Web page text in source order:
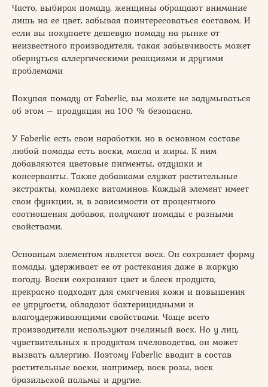
Часто, выбирая помаду, женщины обращают внимание
лишь на ее цвет, забывая поинтересоваться составом. И
если вы покупаете дешевую помаду на рынке от
неизвестного производителя, такая забывчивость может
обернуться аллергическими реакциями и другими
проблемами
Покупая помаду от Faberlic, вы можете не задумываться
об этом – продукция на 100 % безопасна.
У Faberlic есть свои наработки, но в основном составе
любой помады есть воски, масла и жиры. К ним
добавляются цветовые пигменты, отдушки и
консерванты. Также добавками служат растительные
экстракты, комплекс витаминов. Каждый элемент имеет
свои функции, и, в зависимости от процентного
соотношения добавок, получают помады с разными
свойствами.
Основным элементом является воск. Он сохраняет форму
помады, удерживает ее от растекания даже в жаркую
погоду. Воски сохраняют цвет и блеск продукта,
прекрасно подходят для смягчения кожи и повышения
ее упругости, обладают бактерицидными и
влагоудерживающими свойствами. Чаще всего
производители используют пчелиный воск. Но у лиц,
чувствительных к продуктам пчеловодства, он может
вызвать аллергию. Поэтому Faberlic вводит в состав
растительные воски, например, воск розы, воск
бразильской пальмы и другие.